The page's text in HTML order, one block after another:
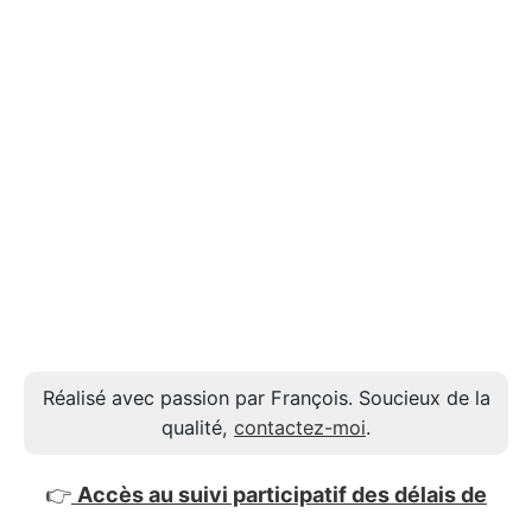
Réalisé avec passion par François. Soucieux de la
qualité, contactez-moi.
👉 Accès au suivi participatif des délais de